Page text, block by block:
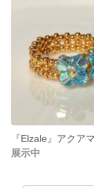
展示中